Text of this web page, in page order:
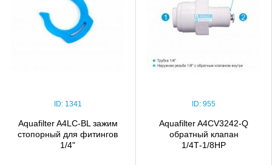
ID: 1341
Aquafilter A4LC-BL зажим
стопорный для фитингов
1/4"
ID: 955
Aquafilter A4CV3242-Q
обратный клапан
1/4Т-1/8НР